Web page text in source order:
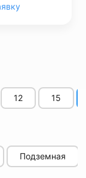
12 15
Подземная